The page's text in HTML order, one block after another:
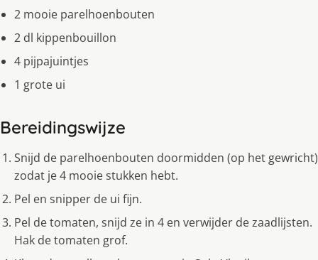
2 mooie parelhoenbouten
2 dl kippenbouillon
4 pijpajuintjes
1 grote ui
Bereidingswijze
Snijd de parelhoenbouten doormidden (op het gewricht)
zodat je 4 mooie stukken hebt.
Pel en snipper de ui fijn.
Pel de tomaten, snijd ze in 4 en verwijder de zaadlijsten.
Hak de tomaten grof.